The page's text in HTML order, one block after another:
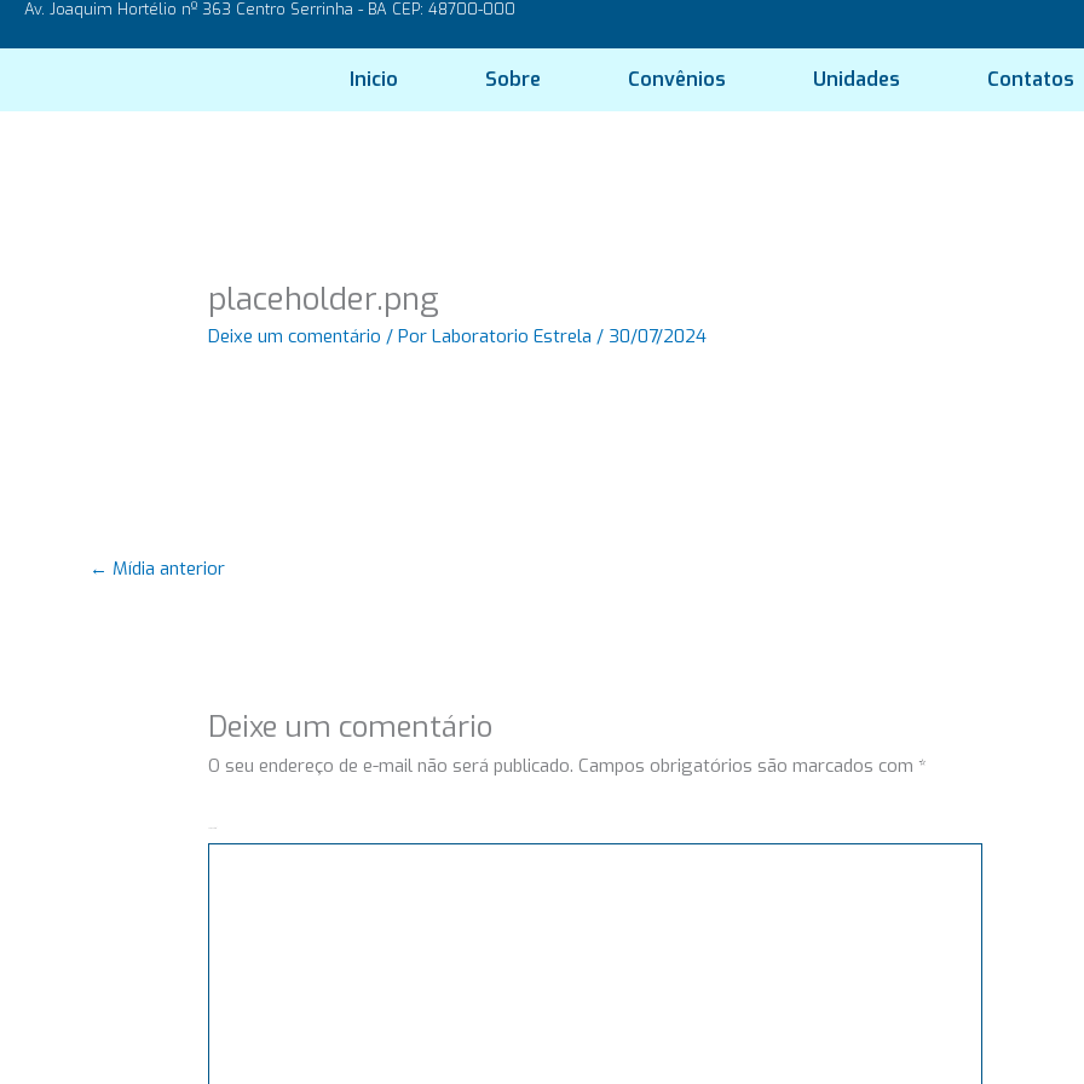
para
Av. Joaquim Hortélio nº 363 Centro Serrinha - BA CEP: 48700-000
Inicio Sobre Convênios Unidades Contatos
placeholder.png
Deixe um comentário / PorLaboratorio Estrela/ 30/07/2024
← Mídia anterior
Deixe um comentário
O seu endereço de e-mail não será publicado. Campos obrigatórios são marcados com *